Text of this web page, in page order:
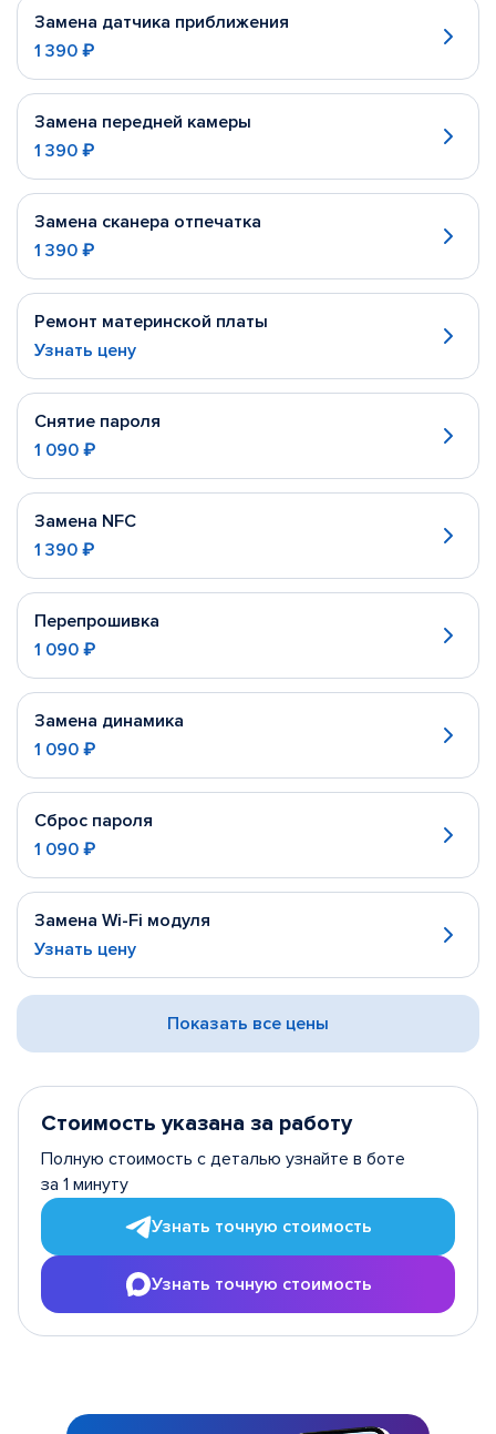
Замена датчика приближения
1 390 ₽
Замена передней камеры
1 390 ₽
Замена сканера отпечатка
1 390 ₽
Ремонт материнской платы
Узнать цену
Снятие пароля
1 090 ₽
Замена NFC
1 390 ₽
Перепрошивка
1 090 ₽
Замена динамика
1 090 ₽
Сброс пароля
1 090 ₽
Замена Wi-Fi модуля
Узнать цену
Показать все цены
Стоимость указана за работу
Полную стоимость с деталью узнайте в боте
за 1 минуту
Узнать точную стоимость
Узнать точную стоимость